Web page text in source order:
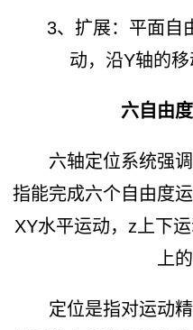
3、扩展：平面自
动，沿Y轴的移
六自由度
六轴定位系统强调
指能完成六个自由度
XY水平运动，z上下
上
定位是指对运动精